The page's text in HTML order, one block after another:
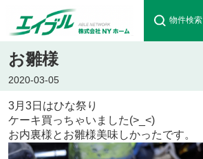
物件検索
お雛様
2020-03-05
3月3日はひな祭り
ケーキ買っちゃいました(>_<)
お内裏様とお雛様美味しかったです。